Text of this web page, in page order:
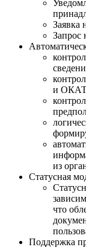
Заявка
Запрос
и
из
Статусная
что
Поддержка